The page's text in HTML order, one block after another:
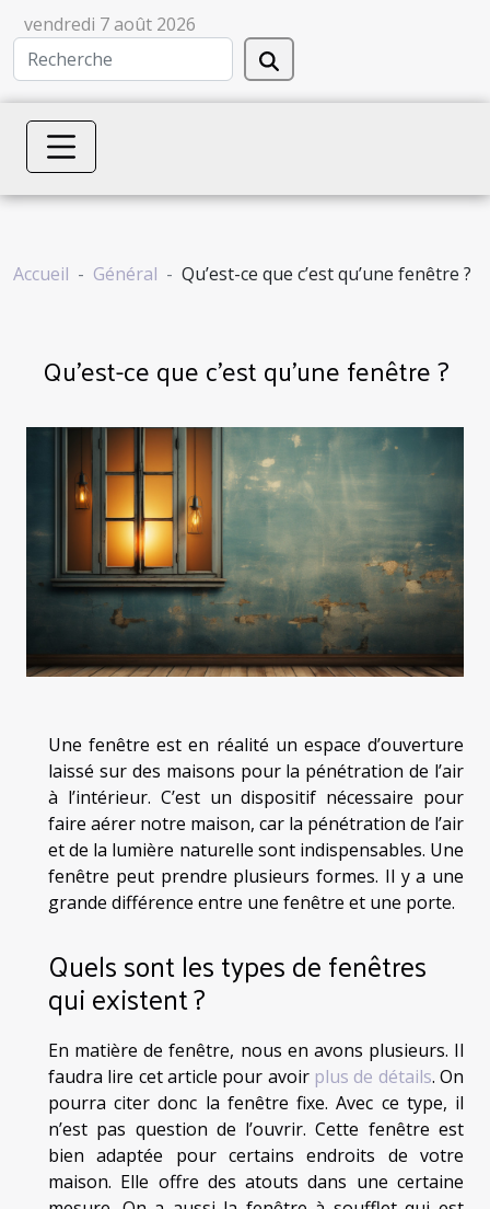
vendredi 7 août 2026
Accueil Général Qu’est-ce que c’est qu’une fenêtre ?
Qu’est-ce que c’est qu’une fenêtre ?
Une fenêtre est en réalité un espace d’ouverture
laissé sur des maisons pour la pénétration de l’air
à l’intérieur. C’est un dispositif nécessaire pour
faire aérer notre maison, car la pénétration de l’air
et de la lumière naturelle sont indispensables. Une
fenêtre peut prendre plusieurs formes. Il y a une
grande différence entre une fenêtre et une porte.
Quels sont les types de fenêtres
qui existent ?
En matière de fenêtre, nous en avons plusieurs. Il
faudra lire cet article pour avoir plus de détails. On
pourra citer donc la fenêtre fixe. Avec ce type, il
n’est pas question de l’ouvrir. Cette fenêtre est
bien adaptée pour certains endroits de votre
maison. Elle offre des atouts dans une certaine